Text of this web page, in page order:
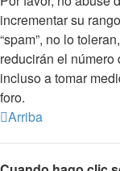
incrementar su
“spam”, no lo
reducirán el
incluso a tomar
foro.
Arriba